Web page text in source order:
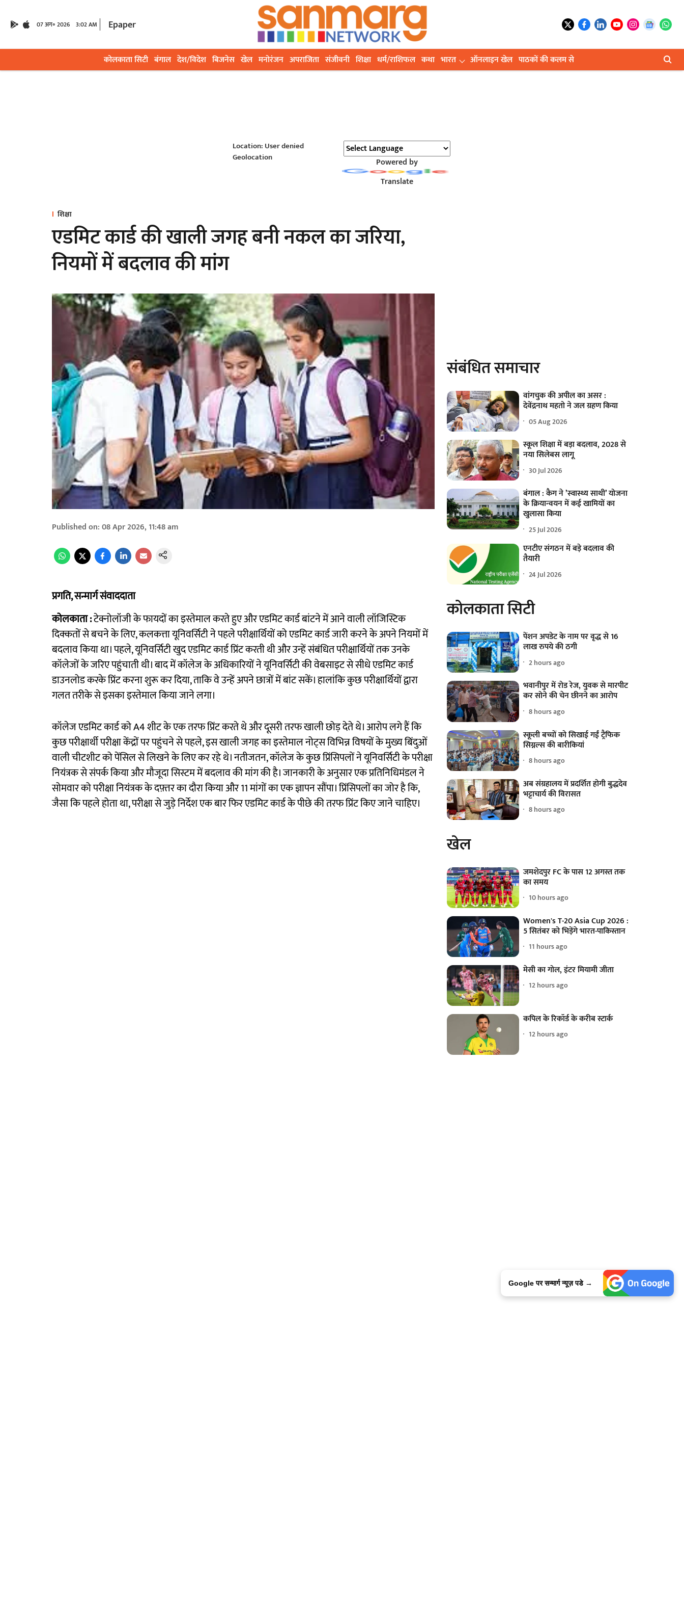
07 अग॰ 2026 3:02 AM Epaper
कोलकाता सिटी बंगाल देश/विदेश बिजनेस खेल मनोरंजन अपराजिता संजीवनी शिक्षा धर्म/राशिफल कथा भारत ऑनलाइन खेल पाठकों की कलम से
Location: User denied
Geolocation
Powered by
Translate
शिक्षा
एडमिट कार्ड की खाली जगह बनी नकल का जरिया,
नियमों में बदलाव की मांग
Published on:08 Apr 2026, 11:48 am
प्रगति, सन्मार्ग संवाददाता
कोलकाता :टेक्नोलॉजी के फायदों का इस्तेमाल करते हुए और एडमिट कार्ड बांटने में आने वाली लॉजिस्टिक
दिक्कतों से बचने के लिए, कलकत्ता यूनिवर्सिटी ने पहले परीक्षार्थियों को एडमिट कार्ड जारी करने के अपने नियमों में
बदलाव किया था। पहले, यूनिवर्सिटी खुद एडमिट कार्ड प्रिंट करती थी और उन्हें संबंधित परीक्षार्थियों तक उनके
कॉलेजों के जरिए पहुंचाती थी। बाद में कॉलेज के अधिकारियों ने यूनिवर्सिटी की वेबसाइट से सीधे एडमिट कार्ड
डाउनलोड करके प्रिंट करना शुरू कर दिया, ताकि वे उन्हें अपने छात्रों में बांट सकें। हालांकि कुछ परीक्षार्थियों द्वारा
गलत तरीके से इसका इस्तेमाल किया जाने लगा।
कॉलेज एडमिट कार्ड को A4 शीट के एक तरफ प्रिंट करते थे और दूसरी तरफ खाली छोड़ देते थे। आरोप लगे हैं कि
कुछ परीक्षार्थी परीक्षा केंद्रों पर पहुंचने से पहले, इस खाली जगह का इस्तेमाल नोट्स विभिन्न विषयों के मुख्य बिंदुओं
वाली चीटशीट को पेंसिल से लिखने के लिए कर रहे थे। नतीजतन, कॉलेज के कुछ प्रिंसिपलों ने यूनिवर्सिटी के परीक्षा
नियंत्रक से संपर्क किया और मौजूदा सिस्टम में बदलाव की मांग की है। जानकारी के अनुसार एक प्रतिनिधिमंडल ने
सोमवार को परीक्षा नियंत्रक के दफ़्तर का दौरा किया और 11 मांगों का एक ज्ञापन सौंपा। प्रिंसिपलों का जोर है कि,
जैसा कि पहले होता था, परीक्षा से जुड़े निर्देश एक बार फिर एडमिट कार्ड के पीछे की तरफ प्रिंट किए जाने चाहिए।
संबंधित समाचार
वांगचुक की अपील का असर :
देवेंद्रनाथ महतो ने जल ग्रहण किया
05 Aug 2026
स्कूल शिक्षा में बड़ा बदलाव, 2028 से
नया सिलेबस लागू
30 Jul 2026
बंगाल : कैग ने ’स्वास्थ्य साथी’ योजना
के क्रियान्वयन में कई खामियों का
खुलासा किया
25 Jul 2026
एनटीए संगठन में बड़े बदलाव की
तैयारी
24 Jul 2026
कोलकाता सिटी
पेंशन अपडेट के नाम पर वृद्ध से 16
लाख रुपये की ठगी
2 hours ago
भवानीपुर में रोड रेज, युवक से मारपीट
कर सोने की चेन छीनने का आरोप
8 hours ago
स्कूली बच्चों को सिखाई गईं ट्रैफिक
सिग्नल्स की बारीकियां
8 hours ago
अब संग्रहालय में प्रदर्शित होगी बुद्धदेव
भट्टाचार्य की विरासत
8 hours ago
खेल
जमशेदपुर FC के पास 12 अगस्त तक
का समय
10 hours ago
Women's T-20 Asia Cup 2026 :
5 सितंबर को भिड़ेंगे भारत-पाकिस्तान
11 hours ago
मेसी का गोल, इंटर मियामी जीता
12 hours ago
कपिल के रिकॉर्ड के करीब स्टार्क
12 hours ago
Google पर सन्मार्ग न्यूज़ पडे →